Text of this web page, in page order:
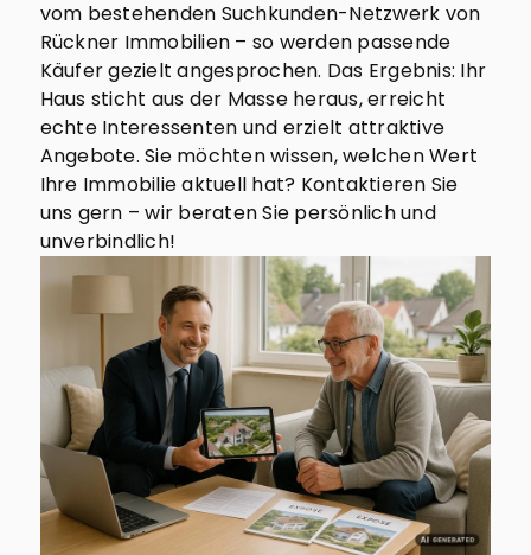
vom bestehenden Suchkunden-Netzwerk von
Rückner Immobilien – so werden passende
Käufer gezielt angesprochen. Das Ergebnis: Ihr
Haus sticht aus der Masse heraus, erreicht
echte Interessenten und erzielt attraktive
Angebote. Sie möchten wissen, welchen Wert
Ihre Immobilie aktuell hat? Kontaktieren Sie
uns gern – wir beraten Sie persönlich und
unverbindlich!